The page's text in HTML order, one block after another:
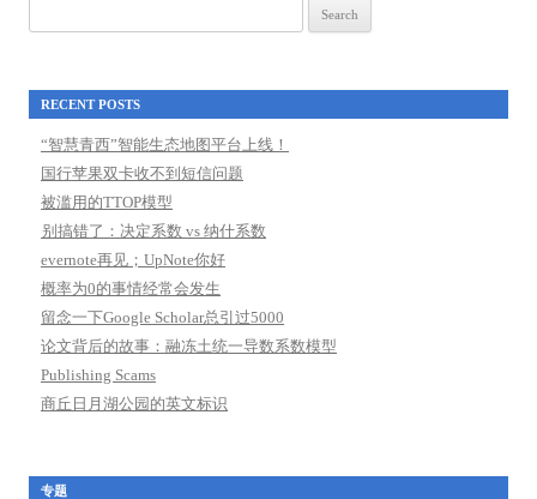
for:
RECENT POSTS
“智慧青西”智能生态地图平台上线！
国行苹果双卡收不到短信问题
被滥用的TTOP模型
别搞错了：决定系数 vs 纳什系数
evernote再见；UpNote你好
概率为0的事情经常会发生
留念一下Google Scholar总引过5000
论文背后的故事：融冻土统一导数系数模型
Publishing Scams
商丘日月湖公园的英文标识
专题